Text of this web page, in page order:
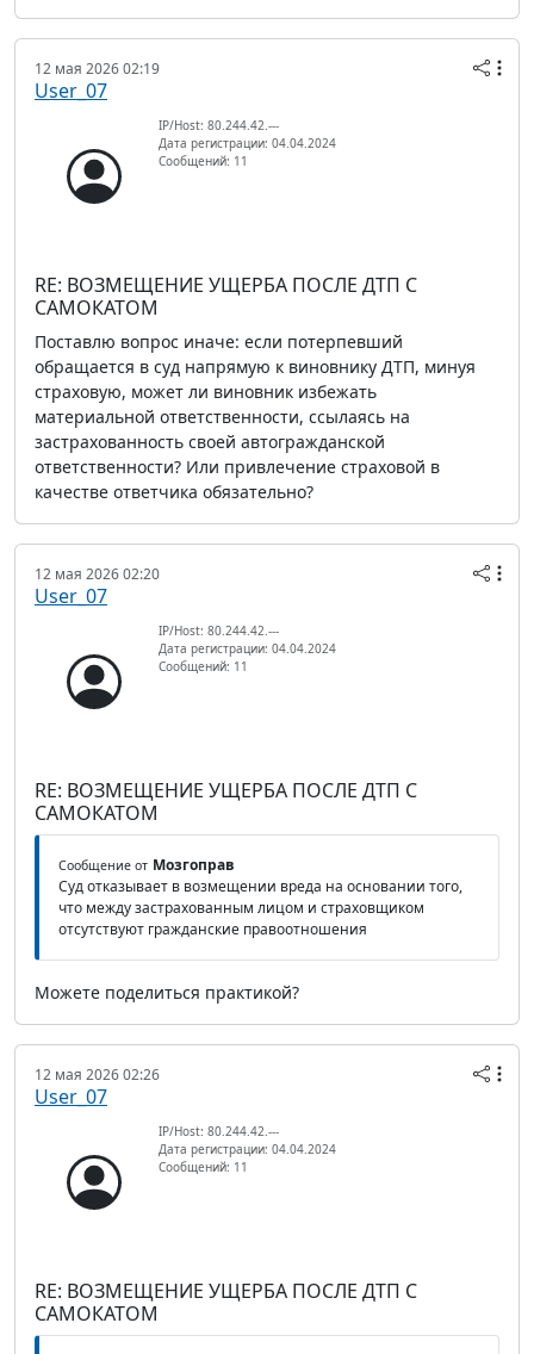
12 мая 2026 02:19
User_07
IP/Host: 80.244.42.---
Дата регистрации: 04.04.2024
Сообщений: 11
RE: ВОЗМЕЩЕНИЕ УЩЕРБА ПОСЛЕ ДТП С
САМОКАТОМ
Поставлю вопрос иначе: если потерпевший
обращается в суд напрямую к виновнику ДТП, минуя
страховую, может ли виновник избежать
материальной ответственности, ссылаясь на
застрахованность своей автогражданской
ответственности? Или привлечение страховой в
качестве ответчика обязательно?
12 мая 2026 02:20
User_07
IP/Host: 80.244.42.---
Дата регистрации: 04.04.2024
Сообщений: 11
RE: ВОЗМЕЩЕНИЕ УЩЕРБА ПОСЛЕ ДТП С
САМОКАТОМ
Сообщение от Мозгоправ
Суд отказывает в возмещении вреда на основании того,
что между застрахованным лицом и страховщиком
отсутствуют гражданские правоотношения
Можете поделиться практикой?
12 мая 2026 02:26
User_07
IP/Host: 80.244.42.---
Дата регистрации: 04.04.2024
Сообщений: 11
RE: ВОЗМЕЩЕНИЕ УЩЕРБА ПОСЛЕ ДТП С
САМОКАТОМ